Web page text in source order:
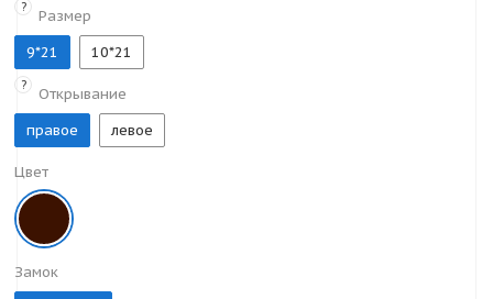
?
Размер
9*21
10*21
?
Открывание
правое
левое
Цвет
Замок